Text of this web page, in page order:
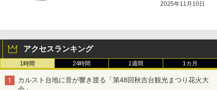
2025年11月10日
アクセスランキング
1時間 24時間 1週間 1カ月
カルスト台地に音が響き渡る「第48回秋吉台観光まつり花火大